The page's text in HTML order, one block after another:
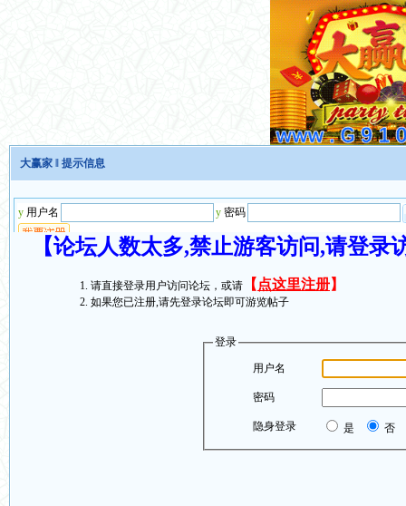
大赢家 ‖ 提示信息
【论坛人数太多,禁止游客访问,请登
请直接登录用户访问论坛，或请 【 点这里注册】
如果您已注册,请先登录论坛即可游览帖子
登录
用户名
密码
隐身登录 是 否